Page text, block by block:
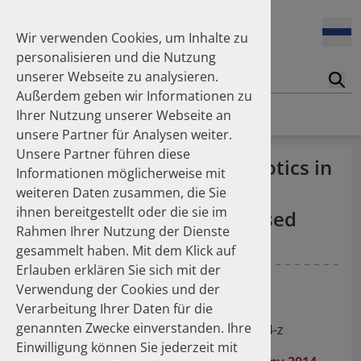
Homepage Publikationen
Feldt Sandra
Fischer Laura
Franzmann Alexandra
Freudewald Leonard G.
Friedland Kristina
Friis Robert
Ganso Matthias
Goebel Ralf
Götzinger Felix
Gradl Gabriele
Griese-Mammen Nina
Hadji Peyman
Haehling Stephan
Haidinger Gerald
Hansen Kerstin
Heinemann Axel
Heinemann Lutz
den Hausmüll?
17.04.2026
Das Potenzial des DAPI zur Unterstützung der
Apothekerkammern – Was ist das DAPI?
07.04.2026
Trends in use of antipsychotics in Germany 2014–2024: a
nationwide population-based study
25.11.2025
Increasing use of non-statin and combination lipid-
lowering therapies 2012–2025: a nationwide study
23.10.2025
Inhaler use and their carbon footprint in Germany: a 10-
year analysis (2013–2022)
Trends in use of antipsychotics in
Germany 2014–2024: a
nationwide population-based
study
Espinosa Daudí A Kieble M Schulz M
BMC Psychiatry (2026).
https://doi.org/10.1186/s12888-026-08014-z
Wir verwenden Cookies, um Inhalte zu
personalisieren und die Nutzung
unserer Webseite zu analysieren.
Außerdem geben wir Informationen zu
Ihrer Nutzung unserer Webseite an
unsere Partner für Analysen weiter.
Unsere Partner führen diese
Informationen möglicherweise mit
weiteren Daten zusammen, die Sie
ihnen bereitgestellt oder die sie im
Rahmen Ihrer Nutzung der Dienste
gesammelt haben. Mit dem Klick auf
Erlauben erklären Sie sich mit der
Verwendung der Cookies und der
Verarbeitung Ihrer Daten für die
genannten Zwecke einverstanden. Ihre
Einwilligung können Sie jederzeit mit